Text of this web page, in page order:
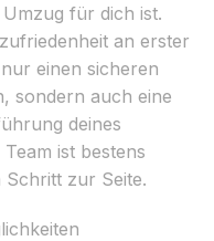
für dich ist.
an erster
einen sicheren
sondern auch eine
deines
ist bestens
Schritt zur Seite.